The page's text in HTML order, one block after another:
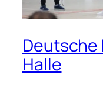
Halle